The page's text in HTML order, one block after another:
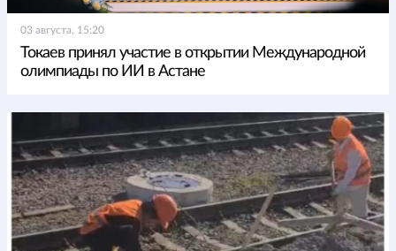
03 августа, 15:20
Токаев принял участие в открытии Международной
олимпиады по ИИ в Астане